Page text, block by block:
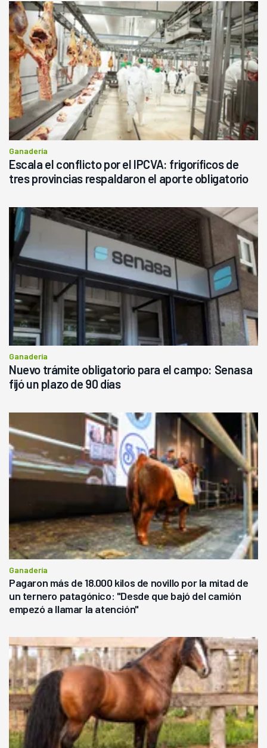
Ganadería
Escala el conflicto por el IPCVA: frigoríficos de
tres provincias respaldaron el aporte obligatorio
Ganadería
Nuevo trámite obligatorio para el campo: Senasa
fijó un plazo de 90 días
Ganadería
Pagaron más de 18.000 kilos de novillo por la mitad de
un ternero patagónico: "Desde que bajó del camión
empezó a llamar la atención"